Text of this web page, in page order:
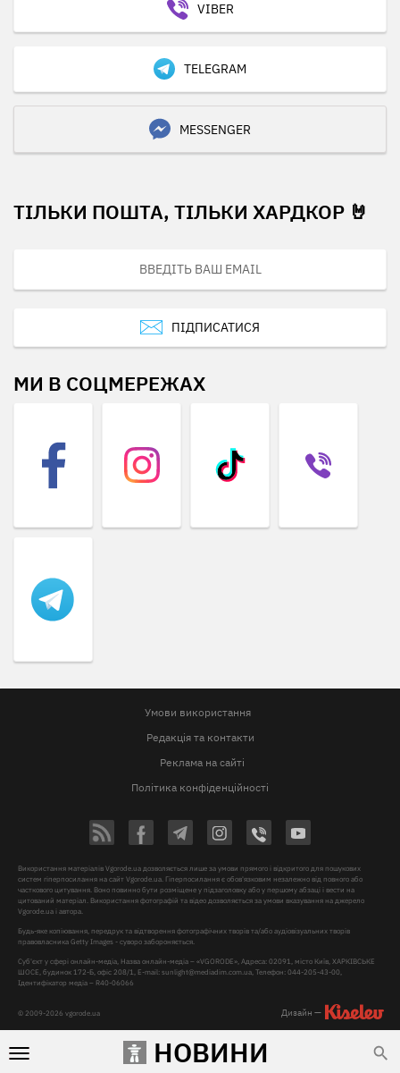
НОВИНИ
VIBER
TELEGRAM
MESSENGER
ТІЛЬКИ ПОШТА, ТІЛЬКИ ХАРДКОР 🤘
ПІДПИСАТИСЯ
МИ В СОЦМЕРЕЖАХ
Умови використання
Редакція та контакти
Реклама на сайті
Політика конфіденційності
© 2009-2026 vgorode.ua
Використання матеріалів Vgorode.ua дозволяється лише за умови прямого і відкритого для пошукових
систем гіперпосилання на сайт Vgorode.ua. Гіперпосилання є обов'язковим незалежно від повного або
часткового цитування. Воно повинно бути розміщене у підзаголовку або у першому абзаці і вести на
цитований матеріал. Використання фотографій та відео дозволяється за умови вказування на джерело
Vgorode.ua і автора.
Будь-яке копіювання, передрук та відтворення фотографічних творів та/або аудіовізуальних творів
правовласника Getty Images - суворо забороняється.
Суб'єкт у сфері онлайн-медіа, Назва онлайн-медіа – «VGORODE», Адреса: 02091, місто Київ, ХАРКІВСЬКЕ
ШОСЕ, будинок 172-Б, офіс 208/1, E-mail:sunlight@mediadim.com.ua, Телефон: 044-205-43-00,
Ідентифікатор медіа – R40-06066
Дизайн —